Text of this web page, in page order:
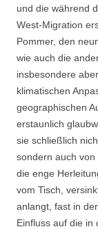
und die während
West-Migration
Pommer, den
wie auch die
insbesondere
klimatischen
geographischen
erstaunlich
sie schließlich
sondern auch von
die enge
vom Tisch,
anlangt, fast in
Einfluss auf die in